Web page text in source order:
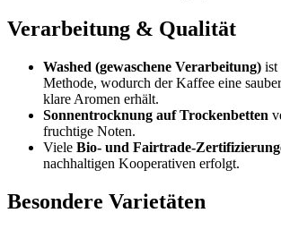
Verarbeitung & Qualität
Washed (gewaschene Verarbeitung) ist
Methode, wodurch der Kaffee eine
klare Aromen erhält.
Sonnentrocknung auf Trockenbetten
fruchtige Noten.
Viele Bio- und Fairtrade-
nachhaltigen Kooperativen erfolgt.
Besondere Varietäten